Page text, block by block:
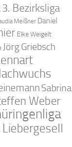
3. Bezirksliga
Meißner Daniel
Elke Weigelt
Jörg Griebsch
Sabrina
Weber